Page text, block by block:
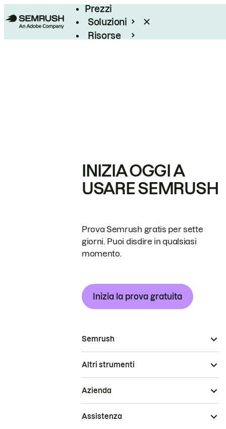
Prezzi
Soluzioni
Risorse
INIZIA OGGI A
USARE SEMRUSH
Prova Semrush gratis per sette
giorni. Puoi disdire in qualsiasi
momento.
Inizia la prova gratuita
Semrush
Altri strumenti
Azienda
Assistenza